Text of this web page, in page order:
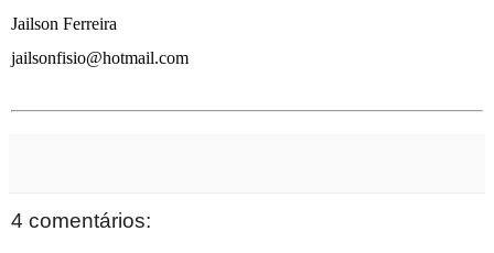
Jailson Ferreira
jailsonfisio@hotmail.com
4 comentários: